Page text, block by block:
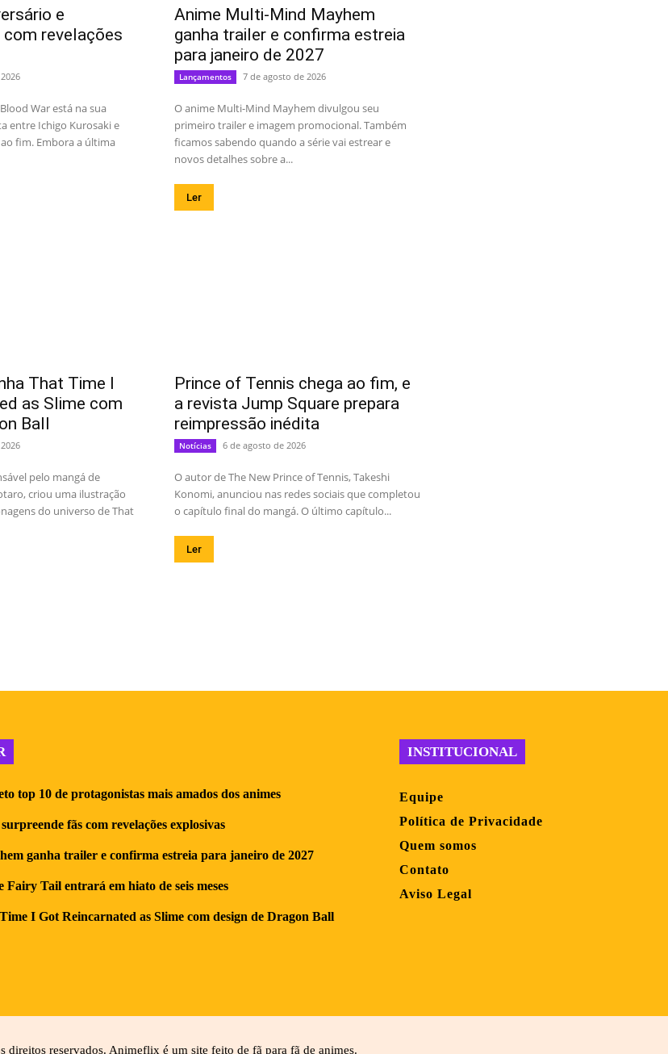
e
revelações
War está na sua
entre Ichigo Kurosaki e
fim. Embora a última
Anime Multi-Mind Mayhem
ganha trailer e confirma estreia
para janeiro de 2027
Lançamentos 7 de agosto de 2026
O anime Multi-Mind Mayhem divulgou seu
primeiro trailer e imagem promocional. Também
ficamos sabendo quando a série vai estrear e
novos detalhes sobre a...
Ler
That Time I
as Slime com
Ball
pelo mangá de
criou uma ilustração
do universo de That
Prince of Tennis chega ao fim, e
a revista Jump Square prepara
reimpressão inédita
Notícias 6 de agosto de 2026
O autor de The New Prince of Tennis, Takeshi
Konomi, anunciou nas redes sociais que completou
o capítulo final do mangá. O último capítulo...
Ler
top 10 de protagonistas mais amados dos animes
fãs com revelações explosivas
ganha trailer e confirma estreia para janeiro de 2027
Fairy Tail entrará em hiato de seis meses
I Got Reincarnated as Slime com design de Dragon Ball
INSTITUCIONAL
Equipe
Política de Privacidade
Quem somos
Contato
Aviso Legal
reservados. Animeflix é um site feito de fã para fã de animes.